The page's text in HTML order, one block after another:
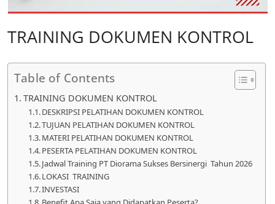
TRAINING DOKUMEN KONTROL
Table of Contents
TRAINING DOKUMEN KONTROL
DESKRIPSI PELATIHAN DOKUMEN KONTROL
TUJUAN PELATIHAN DOKUMEN KONTROL
MATERI PELATIHAN DOKUMEN KONTROL
PESERTA PELATIHAN DOKUMEN KONTROL
Jadwal Training PT Diorama Sukses Bersinergi Tahun 2026
LOKASI TRAINING
INVESTASI